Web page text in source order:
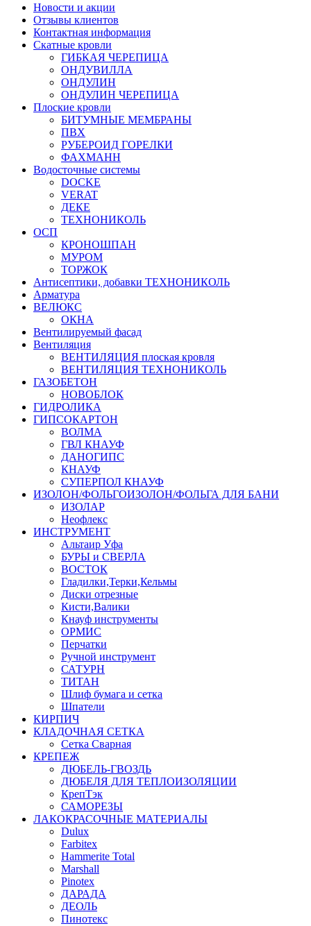
Новости и акции
Отзывы клиентов
Контактная информация
Скатные кровли
ГИБКАЯ ЧЕРЕПИЦА
ОНДУВИЛЛА
ОНДУЛИН
ОНДУЛИН ЧЕРЕПИЦА
Плоские кровли
БИТУМНЫЕ МЕМБРАНЫ
ПВХ
РУБЕРОИД ГОРЕЛКИ
ФАХМАНН
Водосточные системы
DOCKE
VERAT
ДЕКЕ
ТЕХНОНИКОЛЬ
ОСП
КРОНОШПАН
МУРОМ
ТОРЖОК
Антисептики, добавки ТЕХНОНИКОЛЬ
Арматура
ВЕЛЮКС
ОКНА
Вентилируемый фасад
Вентиляция
ВЕНТИЛЯЦИЯ плоская кровля
ВЕНТИЛЯЦИЯ ТЕХНОНИКОЛЬ
ГАЗОБЕТОН
НОВОБЛОК
ГИДРОЛИКА
ГИПСОКАРТОН
ВОЛМА
ГВЛ КНАУФ
ДАНОГИПС
КНАУФ
СУПЕРПОЛ КНАУФ
ИЗОЛОН/ФОЛЬГОИЗОЛОН/ФОЛЬГА ДЛЯ БАНИ
ИЗОЛАР
Неофлекс
ИНСТРУМЕНТ
Альтаир Уфа
БУРЫ и СВЕРЛА
ВОСТОК
Гладилки,Терки,Кельмы
Диски отрезные
Кисти,Валики
Кнауф инструменты
ОРМИС
Перчатки
Ручной инструмент
САТУРН
ТИТАН
Шлиф бумага и сетка
Шпатели
КИРПИЧ
КЛАДОЧНАЯ СЕТКА
Сетка Сварная
КРЕПЕЖ
ДЮБЕЛЬ-ГВОЗДЬ
ДЮБЕЛЯ ДЛЯ ТЕПЛОИЗОЛЯЦИИ
КрепТэк
САМОРЕЗЫ
ЛАКОКРАСОЧНЫЕ МАТЕРИАЛЫ
Dulux
Farbitex
Hammerite Total
Marshall
Pinotex
ДАРАДА
ДЕОЛЬ
Пинотекс